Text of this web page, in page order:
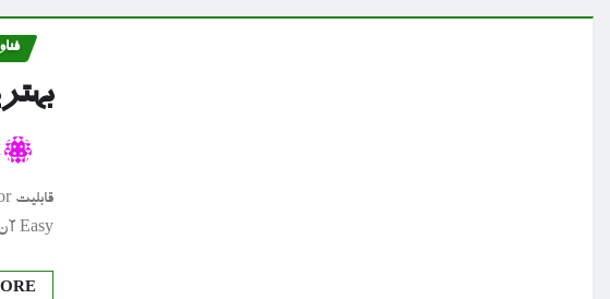
Easy آن گرد و خاک، آلاینده ها، مواد حساسیت زا، باکتری…